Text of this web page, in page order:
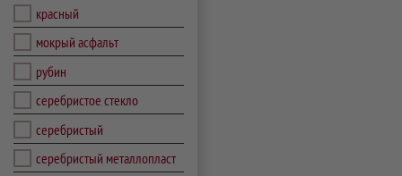
красный
мокрый асфальт
рубин
серебристое стекло
серебристый
серебристый металлопласт